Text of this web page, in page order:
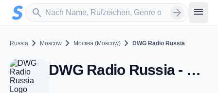
Zum Hauptinhalt springen
search
Sender suchen arrow_forward menu
Russia chevron_right Moscow chevron_right Москва (Moscow) chevron_right DWG Radio Russia
DWG Radio Russia - Москва (Moscow)